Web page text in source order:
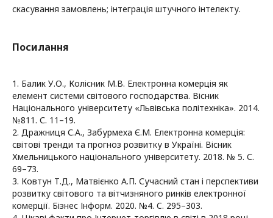
скасування замовлень; інтеграція штучного інтелекту.
Посилання
1. Балик У.О., Колісник М.В. Електронна комерція як
елемент системи світового господарства. Вісник
Національного університету «Львівська політехніка». 2014.
№811. С. 11–19.
2. Дражниця С.А., Забурмеха Є.М. Електронна комерція:
світові тренди та прогноз розвитку в Україні. Вісник
Хмельницького національного університету. 2018. № 5. С.
69–73.
3. Ковтун Т.Д., Матвієнко А.П. Сучасний стан і перспективи
розвитку світового та вітчизняного ринків електронної
комерції. Бізнес Інформ. 2020. №4. C. 295–303.